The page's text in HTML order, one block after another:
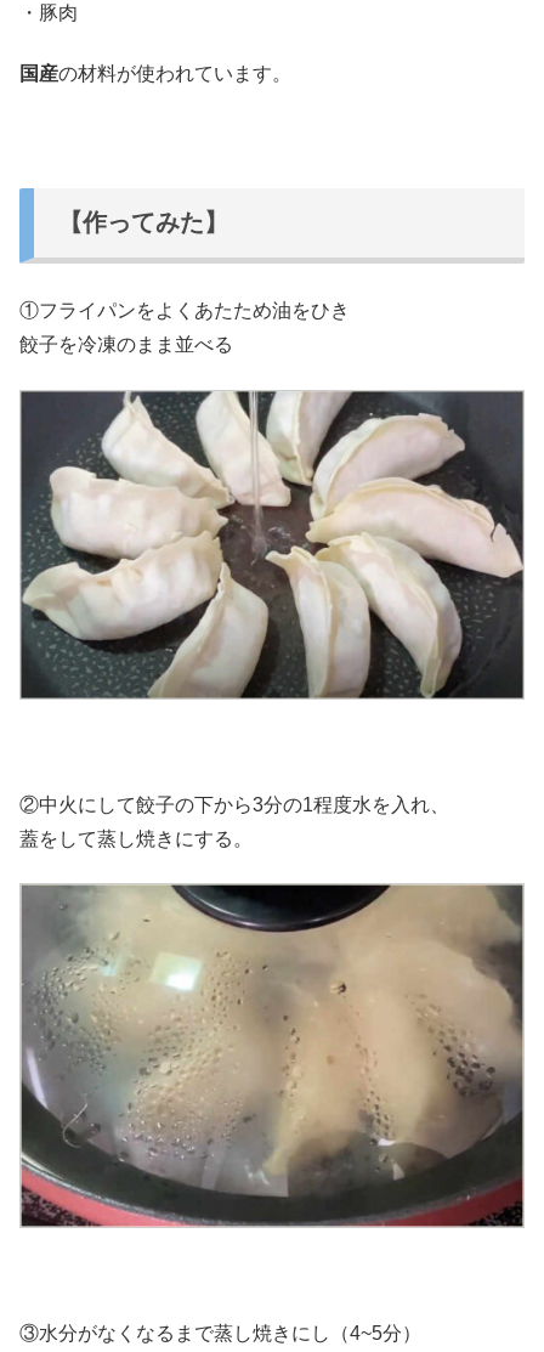
・豚肉
国産の材料が使われています。
【作ってみた】
①フライパンをよくあたため油をひき
餃子を冷凍のまま並べる
②中火にして餃子の下から3分の1程度水を入れ、
蓋をして蒸し焼きにする。
③水分がなくなるまで蒸し焼きにし（4~5分）